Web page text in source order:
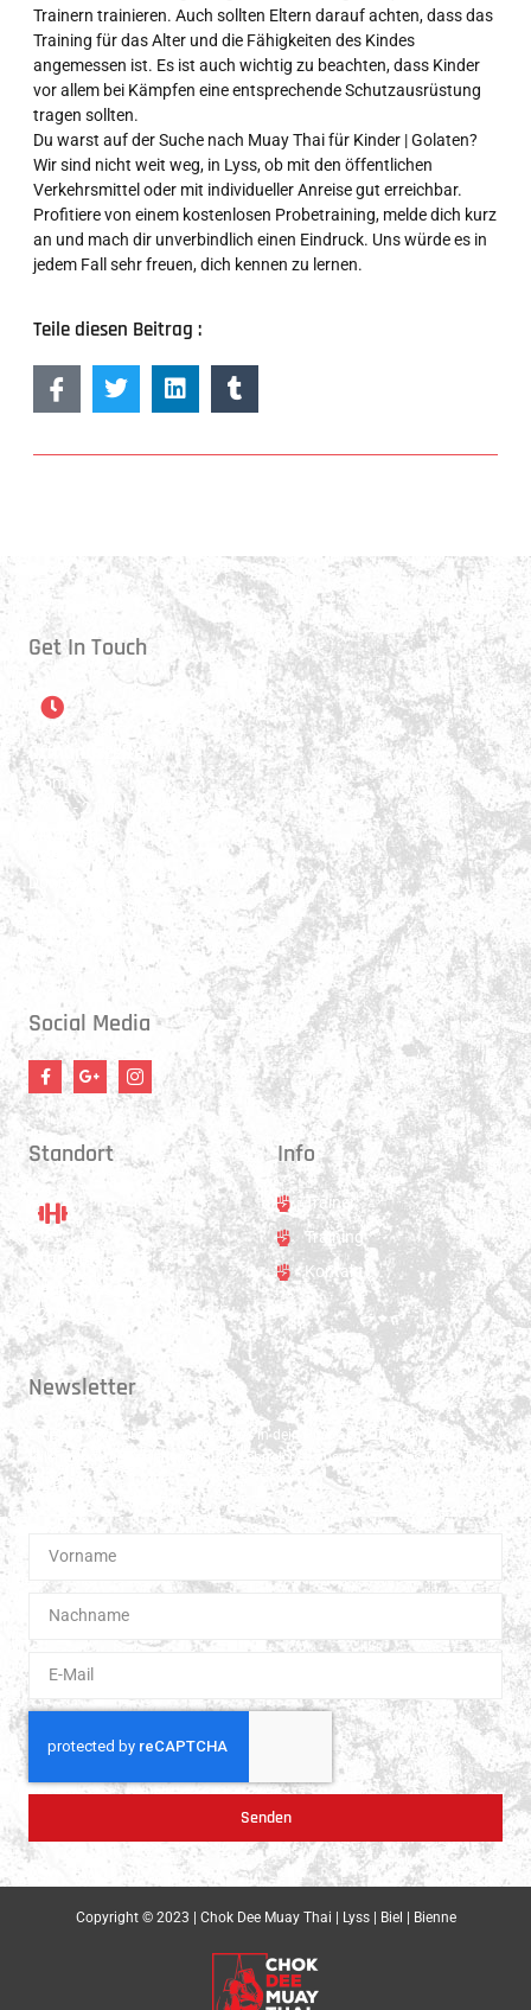
Trainern trainieren. Auch sollten Eltern darauf achten, dass das
Training für das Alter und die Fähigkeiten des Kindes
angemessen ist. Es ist auch wichtig zu beachten, dass Kinder
vor allem bei Kämpfen eine entsprechende Schutzausrüstung
tragen sollten.
Du warst auf der Suche nach Muay Thai für Kinder | Golaten?
Wir sind nicht weit weg, in Lyss, ob mit den öffentlichen
Verkehrsmittel oder mit individueller Anreise gut erreichbar.
Profitiere von einem kostenlosen Probetraining, melde dich kurz
an und mach dir unverbindlich einen Eindruck. Uns würde es in
jedem Fall sehr freuen, dich kennen zu lernen.
Teile diesen Beitrag :
Get In Touch
Öffnungszeiten
Montag:
17:15 - 21:00 Uhr
Mittwoch:
17:30 - 21:00 Uhr
Donnerstag:
17:15 - 18:45 Uhr
17:30 - 21:00 Uhr
Social Media
Standort
Standort
Hauptstrasse 31
3250 Lyss
Info
Trainer
Training
Kontakt
Newsletter
Erhalte 1x pro Quartal unsere News in dein Postfach. Darüber hinaus
teilen wir gerne Spannendes und Lehrreiches aus der Welt des Muay Thai
Boxen.
Senden
Copyright © 2023 | Chok Dee Muay Thai | Lyss | Biel | Bienne